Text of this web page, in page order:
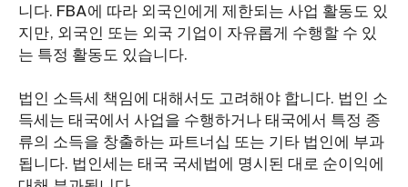
니다. FBA에 따라 외국인에게 제한되는 사업 활동도 있
지만, 외국인 또는 외국 기업이 자유롭게 수행할 수 있
는 특정 활동도 있습니다.
법인 소득세 책임에 대해서도 고려해야 합니다. 법인 소
득세는 태국에서 사업을 수행하거나 태국에서 특정 종
류의 소득을 창출하는 파트너십 또는 기타 법인에 부과
됩니다. 법인세는 태국 국세법에 명시된 대로 순이익에